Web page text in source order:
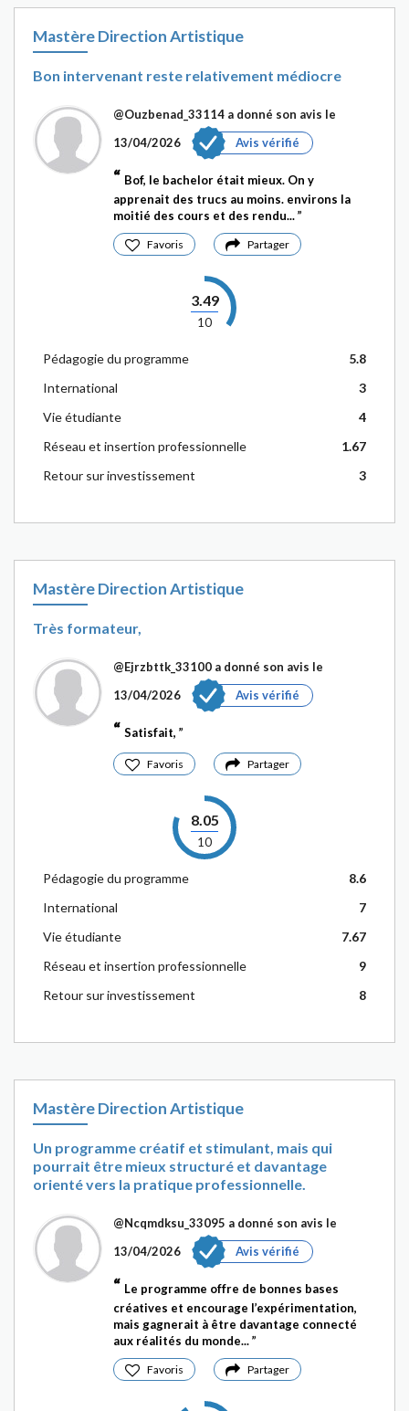
Mastère Direction Artistique
Bon intervenant reste relativement médiocre
@Ouzbenad_33114 a donné son avis le
13/04/2026
Avis vérifié
Bof, le bachelor était mieux. On y
apprenait des trucs au moins. environs la
moitié des cours et des rendu...
Favoris Partager
3.49
10
Pédagogie du programme
5.8
International
3
Vie étudiante
4
Réseau et insertion professionnelle
1.67
Retour sur investissement
3
Mastère Direction Artistique
Très formateur,
@Ejrzbttk_33100 a donné son avis le
13/04/2026
Avis vérifié
Satisfait,
Favoris Partager
8.05
10
Pédagogie du programme
8.6
International
7
Vie étudiante
7.67
Réseau et insertion professionnelle
9
Retour sur investissement
8
Mastère Direction Artistique
Un programme créatif et stimulant, mais qui
pourrait être mieux structuré et davantage
orienté vers la pratique professionnelle.
@Ncqmdksu_33095 a donné son avis le
13/04/2026
Avis vérifié
Le programme offre de bonnes bases
créatives et encourage l’expérimentation,
mais gagnerait à être davantage connecté
aux réalités du monde...
Favoris Partager